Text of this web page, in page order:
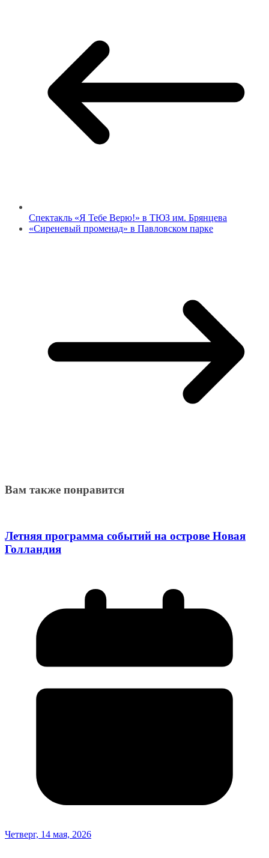
Спектакль «Я Тебе Верю!» в ТЮЗ им. Брянцева
«Сиреневый променад» в Павловском парке
Вам также понравится
Летняя программа событий на острове Новая
Голландия
Четверг, 14 мая, 2026